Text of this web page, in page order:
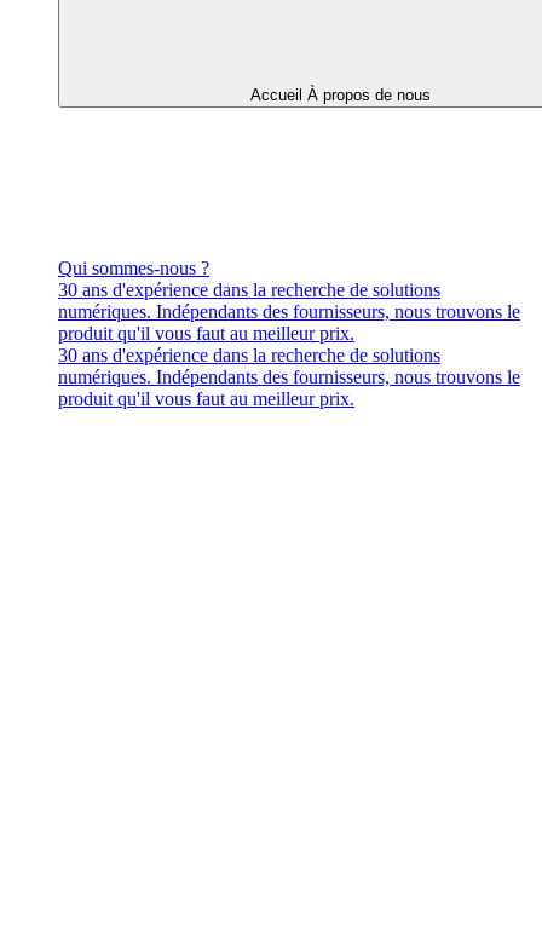
Accueil À propos de nous
Qui sommes-nous ?
30 ans d'expérience dans la recherche de solutions
numériques. Indépendants des fournisseurs, nous trouvons le
produit qu'il vous faut au meilleur prix.
30 ans d'expérience dans la recherche de solutions
numériques. Indépendants des fournisseurs, nous trouvons le
produit qu'il vous faut au meilleur prix.